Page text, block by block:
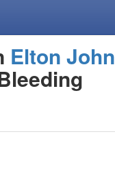
Elton John